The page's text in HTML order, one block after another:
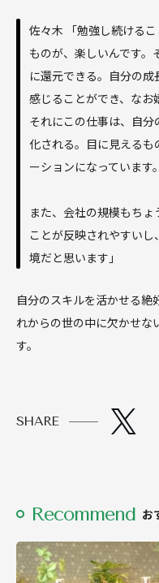
佐々木 「勉強し続ける
ものが、楽しいんです
に還元できる。自分の
感じることができ、なお
それにこの仕事は、自
化される。目に見える
ーションになっています。
また、会社の規模もち
ことが反映されやすい
境だと思います」
自分のスキルを活かせる絶
れからの世の中に欠かせな
す。
SHARE
Recommend お